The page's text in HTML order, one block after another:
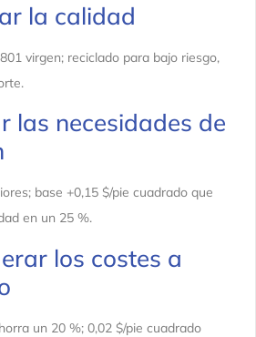
la calidad
virgen; reciclado para bajo riesgo,
las necesidades de
base +0,15 $/pie cuadrado que
en un 25 %.
los costes a
un 20 %; 0,02 $/pie cuadrado